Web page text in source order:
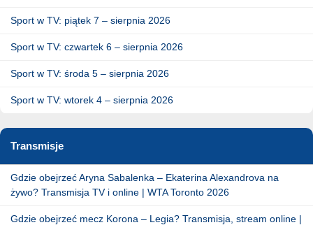
Sport w TV: piątek 7 – sierpnia 2026
Sport w TV: czwartek 6 – sierpnia 2026
Sport w TV: środa 5 – sierpnia 2026
Sport w TV: wtorek 4 – sierpnia 2026
Transmisje
Gdzie obejrzeć Aryna Sabalenka – Ekaterina Alexandrova na
żywo? Transmisja TV i online | WTA Toronto 2026
Gdzie obejrzeć mecz Korona – Legia? Transmisja, stream online |